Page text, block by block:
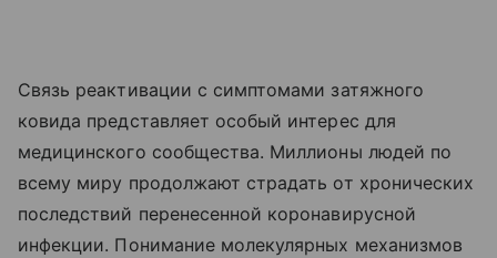
Связь реактивации с симптомами затяжного
ковида представляет особый интерес для
медицинского сообщества. Миллионы людей по
всему миру продолжают страдать от хронических
последствий перенесенной коронавирусной
инфекции. Понимание молекулярных механизмов